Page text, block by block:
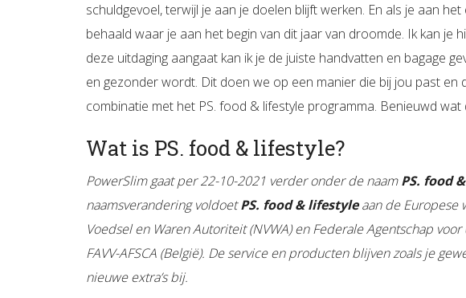
schuldgevoel, terwijl je aan je doelen blijft werken. En als je aan
behaald waar je aan het begin van dit jaar van droomde. Ik kan je
deze uitdaging aangaat kan ik je de juiste handvatten en bagage
en gezonder wordt. Dit doen we op een manier die bij jou past en
combinatie met het PS. food & lifestyle programma. Benieuwd wat
Wat is PS. food & lifestyle?
PowerSlim gaat per 22-10-2021 verder onder de naamPS. food
naamsverandering voldoetPS. food & lifestyleaan de Europese
Voedsel en Waren Autoriteit (NVWA) en Federale Agentschap
FAVV-AFSCA (België). De service en producten blijven zoals je
nieuwe extra’s bij.